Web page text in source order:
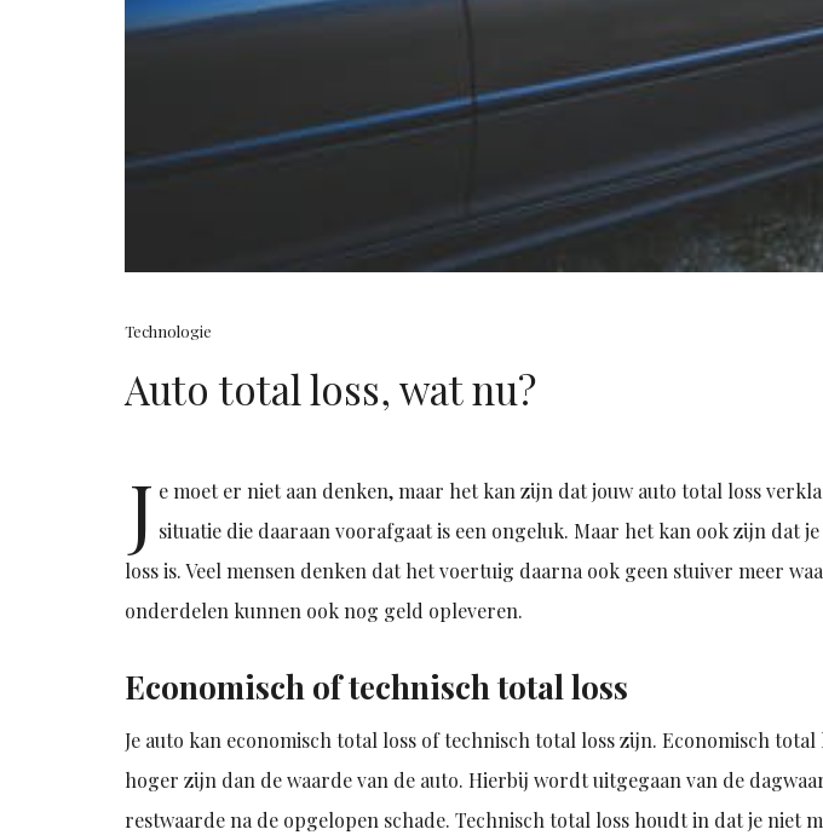
Technologie
Auto total loss, wat nu?
J e moet er niet aan denken, maar het kan zijn dat jouw auto total loss
situatie die daaraan voorafgaat is een ongeluk. Maar het kan ook zijn dat
loss is. Veel mensen denken dat het voertuig daarna ook geen stuiver meer
onderdelen kunnen ook nog geld opleveren.
Economisch of technisch total loss
Je auto kan economisch total loss of technisch total loss zijn. Economisch
hoger zijn dan de waarde van de auto. Hierbij wordt uitgegaan van de
restwaarde na de opgelopen schade. Technisch total loss houdt in dat je niet